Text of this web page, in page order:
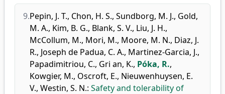
9.Pepin, J. T., Chon, H. S., Sundborg, M. J., Gold,
M. A., Kim, B. G., Blank, S. V., Liu, J. H.,
McCollum, M., Mori, M., Moore, M. N., Diaz, J.
R., Joseph de Padua, C. A., Martinez-Garcia, J.,
Papadimitriou, C., Gri an, K., Póka, R.,
Kowgier, M., Oscroft, E., Nieuwenhuysen, E.
V., Westin, S. N.: Safety and tolerability of